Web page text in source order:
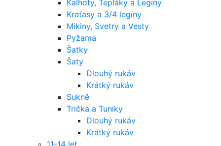
Kalhoty, Tepláky a Legíny
Kraťasy a 3/4 legíny
Mikiny, Svetry a Vesty
Pyžama
Šatky
Šaty
Dlouhý rukáv
Krátký rukáv
Sukně
Trička a Tuniky
Dlouhý rukáv
Krátký rukáv